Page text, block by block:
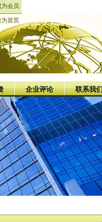
会员
为首页
企业评论 联系我